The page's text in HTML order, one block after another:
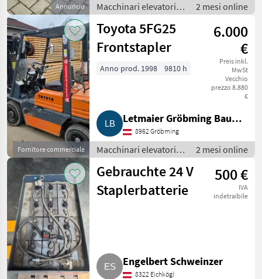
Annuncio
Macchinari elevatori e
per magazzino /
Carrelli elevatori
2 mesi online
Fornitore commerciale
Toyota 5FG25
Frontstapler
6.000
€
Preis inkl.
MwSt
Vecchio
prezzo 8.880
€
Anno prod. 1998 9810 h
Letmaier Gröbming Bau
GesmbH
8962 Gröbming
Macchinari elevatori e
per magazzino /
Carrelli elevatori
2 mesi online
Gebrauchte 24 V
Staplerbatterie
500 €
IVA
indetraibile
Engelbert Schweinzer
8322 Eichkögl